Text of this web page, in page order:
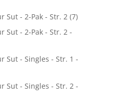
Sut - 2-Pak - Str. 2 (7)
Sut - 2-Pak - Str. 2 -
Sut - Singles - Str. 1 -
Sut - Singles - Str. 2 -